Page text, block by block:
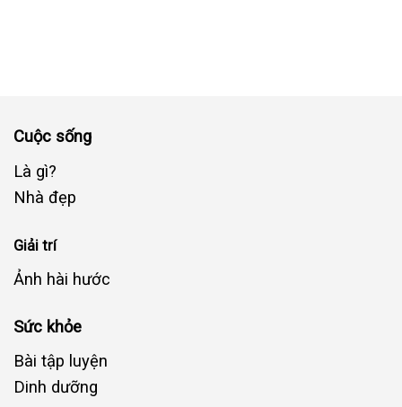
Cuộc sống
Là gì?
Nhà đẹp
Giải trí
Ảnh hài hước
Sức khỏe
Bài tập luyện
Dinh dưỡng